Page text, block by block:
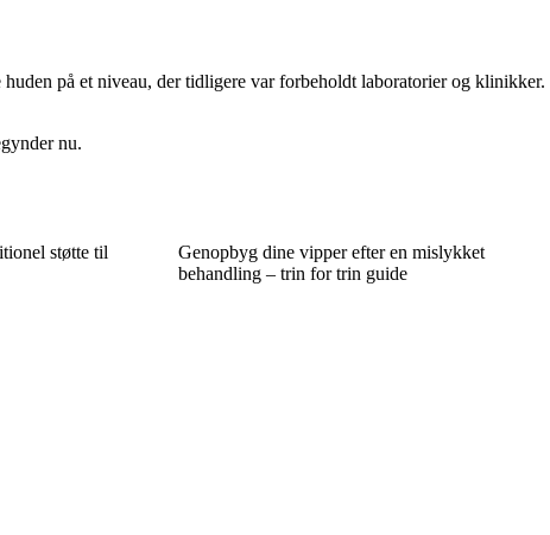
på et niveau, der tidligere var forbeholdt laboratorier og klinikker.
nu.
støtte til
Genopbyg dine vipper efter en mislykket
behandling – trin for trin guide